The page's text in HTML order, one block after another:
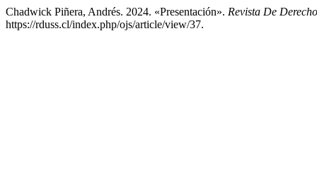
Chadwick Piñera, Andrés. 2024. «Presentación». Revista De
https://rduss.cl/index.php/ojs/article/view/37.